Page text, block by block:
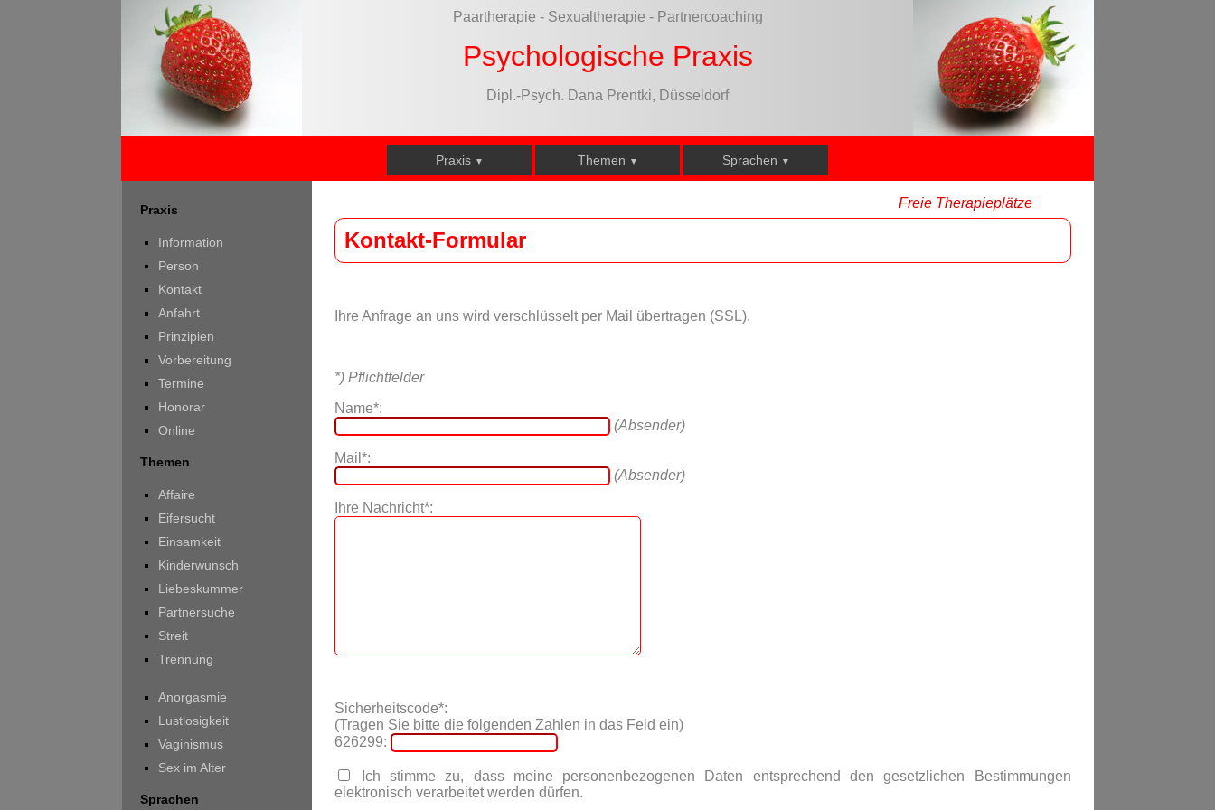
Paartherapie - Sexualtherapie - Partnercoaching
Psychologische Praxis
Dipl.-Psych. Dana Prentki, Düsseldorf
Freie Therapieplätze
Praxis ▼ Themen ▼ Sprachen ▼
Praxis
Information
Person
Kontakt
Anfahrt
Prinzipien
Vorbereitung
Termine
Honorar
Online
Themen
Affaire
Eifersucht
Einsamkeit
Kinderwunsch
Liebeskummer
Partnersuche
Streit
Trennung
Anorgasmie
Lustlosigkeit
Vaginismus
Sex im Alter
Sprachen
Kontakt-Formular
Ihre Anfrage an uns wird verschlüsselt per Mail übertragen (SSL).
*) Pflichtfelder
Name*:
(Absender)
Mail*:
(Absender)
Ihre Nachricht*:
Sicherheitscode*:
(Tragen Sie bitte die folgenden Zahlen in das Feld ein)
626299:
Ich stimme zu, dass meine personenbezogenen Daten entsprechend den gesetzlichen Bestimmungen
elektronisch verarbeitet werden dürfen.